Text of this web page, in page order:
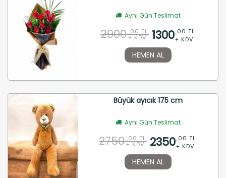
Aynı Gün Teslimat
2900 ,00 TL
+ KDV 1300,00 TL
+ KDV
HEMEN AL
Büyük ayıcık 175 cm
Aynı Gün Teslimat
2750 ,00 TL
+ KDV 2350,00 TL
+ KDV
HEMEN AL